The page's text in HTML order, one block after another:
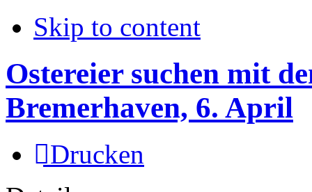
Skip to content
Ostereier suchen mit
Bremerhaven, 6. April
Drucken